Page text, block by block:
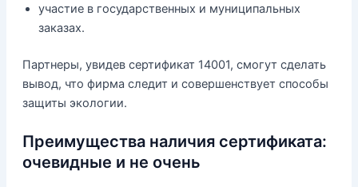
участие в государственных и муниципальных
заказах.
Партнеры, увидев сертификат 14001, смогут сделать
вывод, что фирма следит и совершенствует способы
защиты экологии.
Преимущества наличия сертификата:
очевидные и не очень